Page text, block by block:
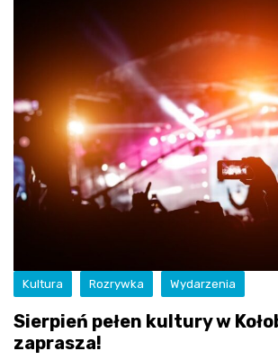
Kultura Rozrywka Wydarzenia
Sierpień pełen kultury w
zaprasza!